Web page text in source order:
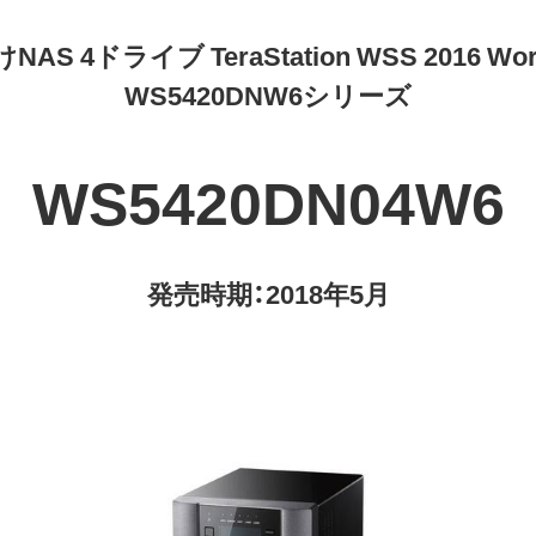
NAS 4ドライブ TeraStation WSS 2016
WS5420DNW6シリーズ
WS5420DN04W6
発売時期：2018年5月